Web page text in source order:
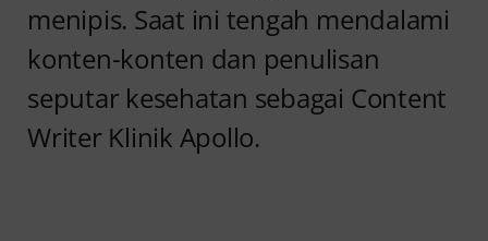
menipis. Saat ini tengah mendalami
konten-konten dan penulisan
seputar kesehatan sebagai Content
Writer Klinik Apollo.